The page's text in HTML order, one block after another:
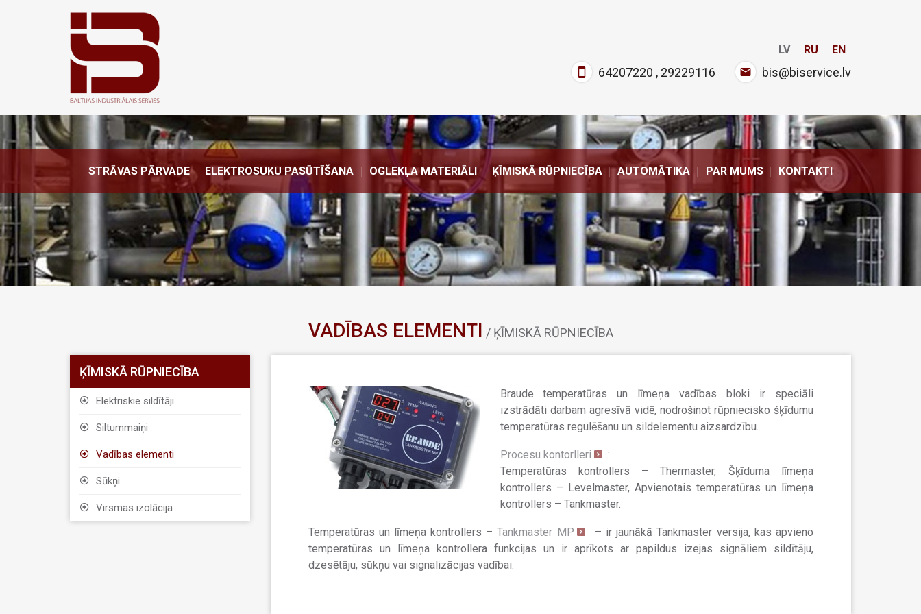
LV RU EN
64207220 , 29229116 bis@biservice.lv
STRĀVAS PĀRVADE ELEKTROSUKU PASŪTĪŠANA OGLEKĻA MATERIĀLI ĶĪMISKĀ RŪPNIECĪBA AUTOMĀTIKA PAR MUMS KONTAKTI
VADĪBAS ELEMENTI / ĶĪMISKĀ RŪPNIECĪBA
ĶĪMISKĀ RŪPNIECĪBA
Elektriskie sildītāji
Siltummaiņi
Vadības elementi
Sūkņi
Virsmas izolācija
Braude temperatūras un līmeņa vadības bloki ir speciāli
izstrādāti darbam agresīvā vidē, nodrošinot rūpniecisko šķīdumu
temperatūras regulēšanu un sildelementu aizsardzību.
Procesu kontorlleri
:
Temperatūras kontrollers – Thermaster, Šķīduma līmeņa
kontrollers – Levelmaster, Apvienotais temperatūras un līmeņa
kontrollers – Tankmaster.
Temperatūras un līmeņa kontrollers –Tankmaster MP
– ir jaunākā Tankmaster versija, kas apvieno
temperatūras un līmeņa kontrollera funkcijas un ir aprīkots ar papildus izejas signāliem sildītāju,
dzesētāju, sūkņu vai signalizācijas vadībai.